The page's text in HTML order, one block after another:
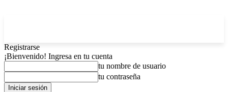
Registrarse
¡Bienvenido! Ingresa en tu cuenta
tu nombre de usuario
tu contraseña